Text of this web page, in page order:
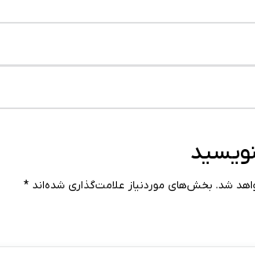
شد. بخش‌های موردنیاز علامت‌گذاری شده‌اند *